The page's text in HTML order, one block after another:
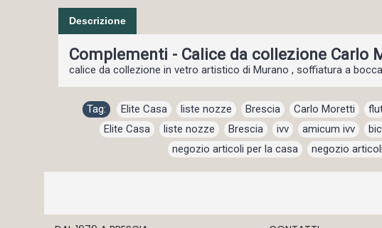
Descrizione
Complementi - Calice da collezione Carlo
calice da collezione in vetro artistico di Murano , soffiatura a
Tag: Elite Casa liste nozze Brescia Carlo Moretti
Elite Casa
liste nozze Brescia ivv amicum ivv
negozio articoli per la casa , negozio